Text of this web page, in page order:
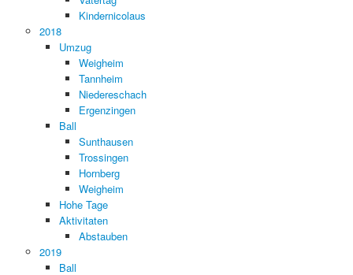
Kindernicolaus
2018
Umzug
Weigheim
Tannheim
Niedereschach
Ergenzingen
Ball
Sunthausen
Trossingen
Hornberg
Weigheim
Hohe Tage
Aktivitaten
Abstauben
2019
Ball